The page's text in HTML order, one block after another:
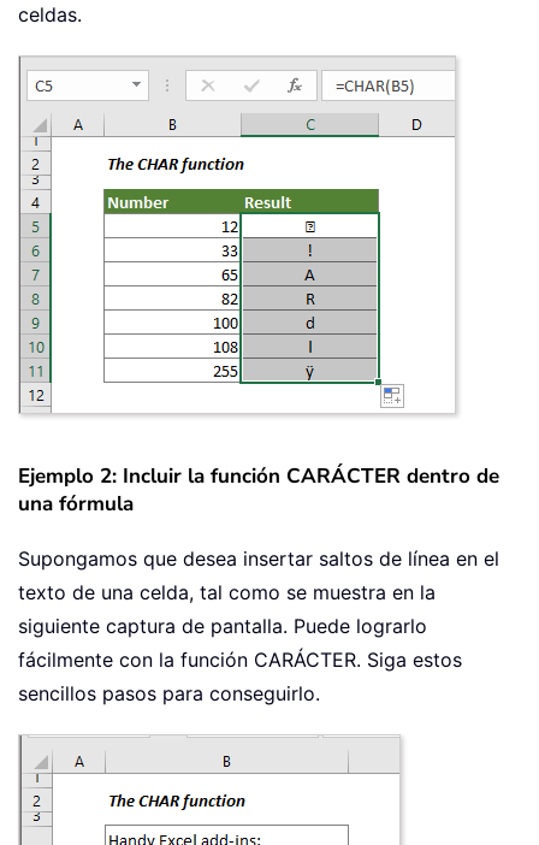
celdas.
Ejemplo 2: Incluir la función CARÁCTER dentro de
una fórmula
Supongamos que desea insertar saltos de línea en el
texto de una celda, tal como se muestra en la
siguiente captura de pantalla. Puede lograrlo
fácilmente con la función CARÁCTER. Siga estos
sencillos pasos para conseguirlo.